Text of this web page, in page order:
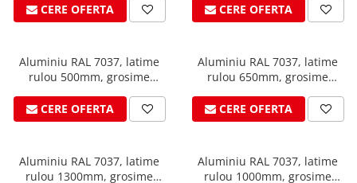
Tinichigerie - Utilaje
Utilaje pentru tabla
Sudura si Lipire Profesionala
- Seturi de sudura
- Piese individuale
- Consumabile pentru cositorit
CERE OFERTA
CERE OFERTA
Aluminiu RAL 7037, latime
rulou 500mm, grosime
VESTIS
CERE OFERTA
Aluminiu RAL 7037, latime
rulou 650mm, grosime
VESTIS
CERE OFERTA
Aluminiu RAL 7037, latime
rulou 1300mm, grosime
Aluminiu RAL 7037, latime
rulou 1000mm, grosime